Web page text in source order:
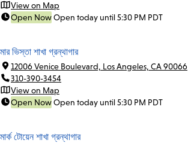
View on Map
Open NowOpen today until 5:30 PM PDT
মার ভিস্তা শাখা গ্রন্থাগার
12006 Venice Boulevard, Los Angeles, CA 90066
310-390-3454
View on Map
Open NowOpen today until 5:30 PM PDT
মার্ক টোয়েন শাখা গ্রন্থাগার